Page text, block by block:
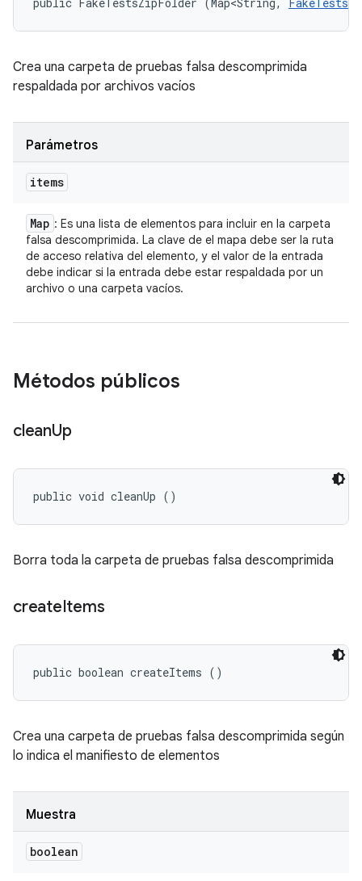
Crea una carpeta de pruebas falsa descomprimida
respaldada por archivos vacíos
Parámetros
items
Map : Es una lista de elementos para incluir en la carpeta
falsa descomprimida. La clave de el mapa debe ser la ruta
de acceso relativa del elemento, y el valor de la entrada
debe indicar si la entrada debe estar respaldada por un
archivo o una carpeta vacíos.
Métodos públicos
cleanUp
public void cleanUp ()
Borra toda la carpeta de pruebas falsa descomprimida
createItems
public boolean createItems ()
Crea una carpeta de pruebas falsa descomprimida según
lo indica el manifiesto de elementos
Muestra
boolean